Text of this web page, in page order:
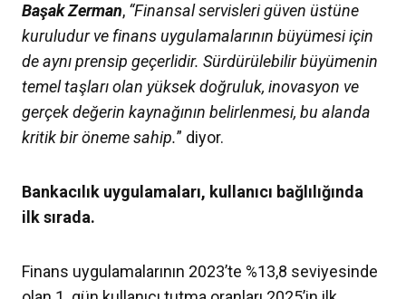
Başak Zerman, “Finansal servisleri güven üstüne
kuruludur ve finans uygulamalarının büyümesi için
de aynı prensip geçerlidir. Sürdürülebilir büyümenin
temel taşları olan yüksek doğruluk, inovasyon ve
gerçek değerin kaynağının belirlenmesi, bu alanda
kritik bir öneme sahip.” diyor.
Bankacılık uygulamaları, kullanıcı bağlılığında
ilk sırada.
Finans uygulamalarının 2023’te %13,8 seviyesinde